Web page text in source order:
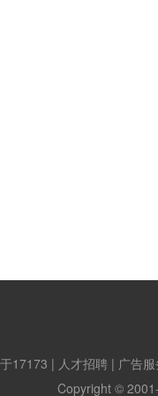
17173 | 人才招聘 | 广告服
Copyright ©